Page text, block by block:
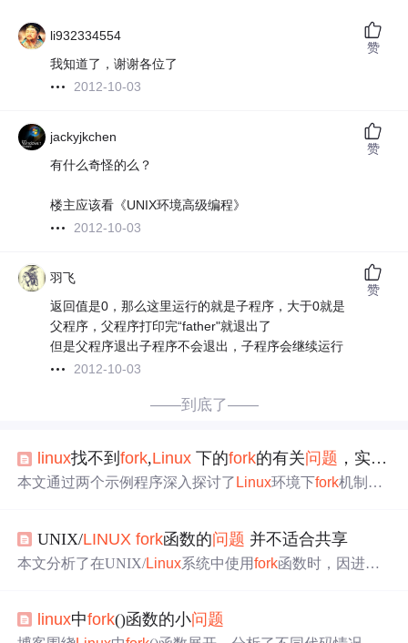
li932334554
我知道了，谢谢各位了
2012-10-03
赞
jackyjkchen
有什么奇怪的么？
楼主应该看《UNIX环境高级编程》
2012-10-03
赞
羽飞
返回值是0，那么这里运行的就是子程序，大于0就是
父程序，父程序打印完“father"就退出了
但是父程序退出子程序不会退出，子程序会继续运行
2012-10-03
赞
——到底了——
linux找不到fork,Linux 下的fork的有关问题 ，实在是不知到要在哪里提问了
本文通过两个示例程序深入探讨了 Linux环境下fork机制的
UNIX/LINUX fork函数的问题 并不适合共享
本文分析了在UNIX/Linux系统中使用fork函数时，因进程
ead_create替代方案及静态链表等解决方法。
linux中fork()函数的小问题